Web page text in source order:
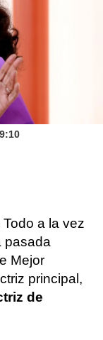
a la vez
pasada
Mejor
principal,
de